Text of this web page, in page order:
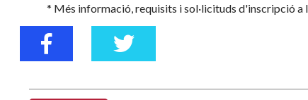
* Més informació, requisits i sol·licituds d'inscripció a